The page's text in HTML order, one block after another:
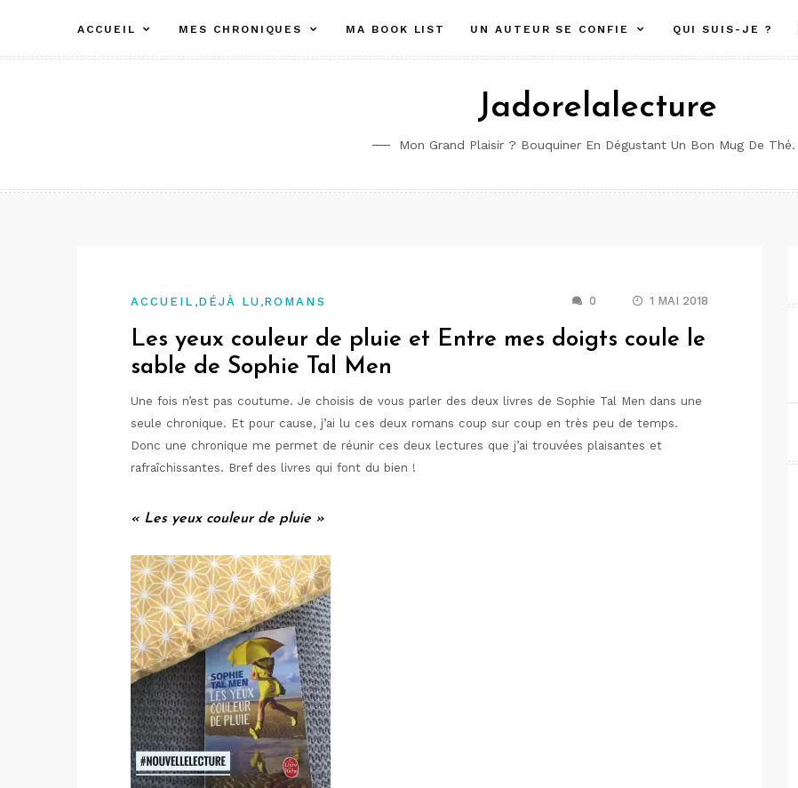
contenu
ACCUEIL MES CHRONIQUES MA BOOK LIST UN AUTEUR SE CONFIE QUI SUIS-JE ?
Jadorelalecture
Mon Grand Plaisir ? Bouquiner En Dégustant Un Bon Mug De Thé.
ACCUEIL ,DÉJÀ LU ,ROMANS 0 1 MAI 2018
Les yeux couleur de pluie et Entre mes doigts coule le
sable de Sophie Tal Men
Une fois n’est pas coutume. Je choisis de vous parler des deux livres de Sophie Tal Men dans une
seule chronique. Et pour cause, j’ai lu ces deux romans coup sur coup en très peu de temps.
Donc une chronique me permet de réunir ces deux lectures que j’ai trouvées plaisantes et
rafraîchissantes. Bref des livres qui font du bien !
« Les yeux couleur de pluie »